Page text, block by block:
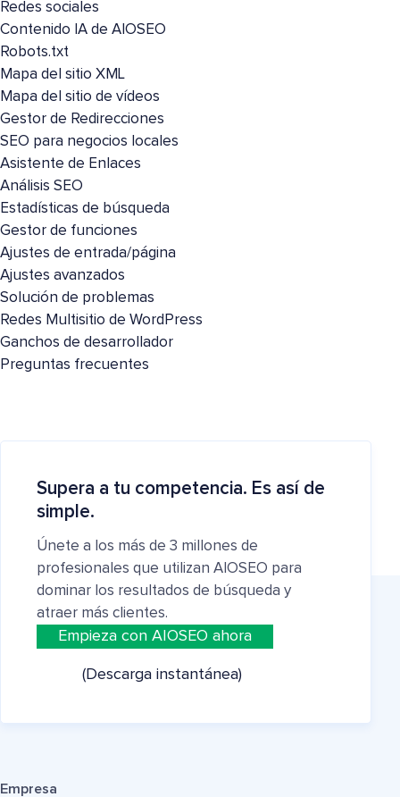
Redes sociales
Contenido IA de AIOSEO
Robots.txt
Mapa del sitio XML
Mapa del sitio de vídeos
Gestor de Redirecciones
SEO para negocios locales
Asistente de Enlaces
Análisis SEO
Estadísticas de búsqueda
Gestor de funciones
Ajustes de entrada/página
Ajustes avanzados
Solución de problemas
Redes Multisitio de WordPress
Ganchos de desarrollador
Preguntas frecuentes
Supera a tu competencia. Es así de
simple.
Únete a los más de 3 millones de
profesionales que utilizan AIOSEO para
dominar los resultados de búsqueda y
atraer más clientes.
Empieza con AIOSEO ahora
(Descarga instantánea)
Empresa